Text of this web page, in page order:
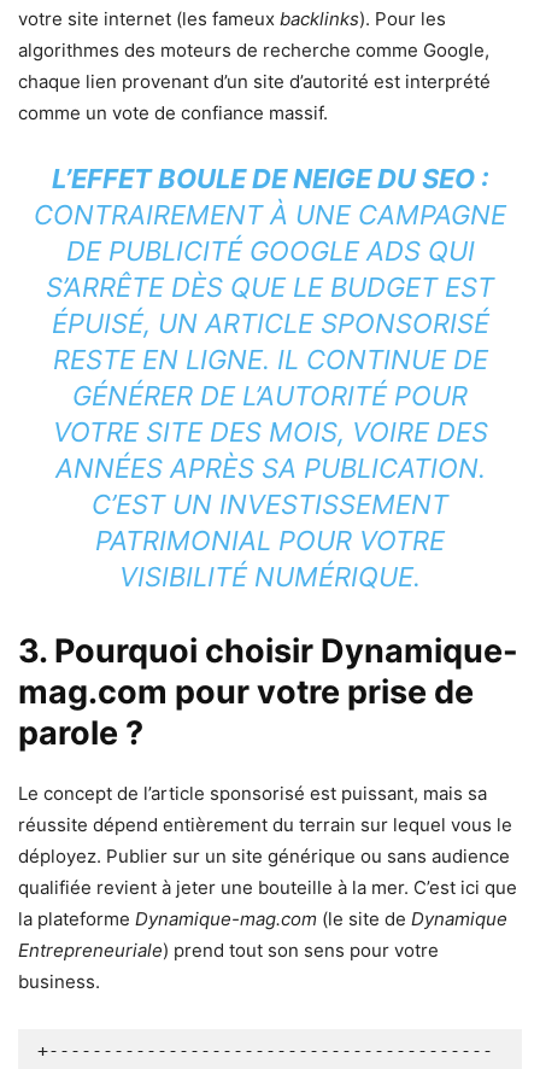
votre site internet (les fameux backlinks). Pour les
algorithmes des moteurs de recherche comme Google,
chaque lien provenant d’un site d’autorité est interprété
comme un vote de confiance massif.
L’EFFET BOULE DE NEIGE DU SEO :
CONTRAIREMENT À UNE CAMPAGNE
DE PUBLICITÉ GOOGLE ADS QUI
S’ARRÊTE DÈS QUE LE BUDGET EST
ÉPUISÉ, UN ARTICLE SPONSORISÉ
RESTE EN LIGNE. IL CONTINUE DE
GÉNÉRER DE L’AUTORITÉ POUR
VOTRE SITE DES MOIS, VOIRE DES
ANNÉES APRÈS SA PUBLICATION.
C’EST UN INVESTISSEMENT
PATRIMONIAL POUR VOTRE
VISIBILITÉ NUMÉRIQUE.
3. Pourquoi choisir Dynamique-
mag.com pour votre prise de
parole ?
Le concept de l’article sponsorisé est puissant, mais sa
réussite dépend entièrement du terrain sur lequel vous le
déployez. Publier sur un site générique ou sans audience
qualifiée revient à jeter une bouteille à la mer. C’est ici que
la plateforme Dynamique-mag.com (le site de Dynamique
Entrepreneuriale) prend tout son sens pour votre
business.
+-----------------------------------------